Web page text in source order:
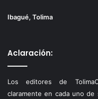
Ibagué, Tolima
Aclaración:
Los editores de
claramente en cada uno